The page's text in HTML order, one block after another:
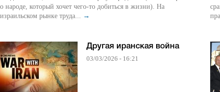
о народе, который хочет чего-то добиться в жизни). На
израильском рынке труда... →
Другая иранская война
03/03/2026 - 16:21